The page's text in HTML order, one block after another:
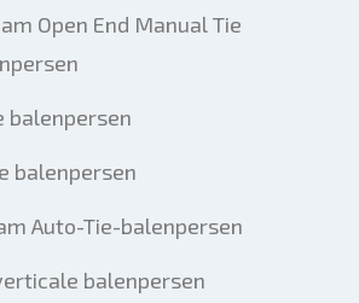
Open End Manual Tie
balenpersen
balenpersen
Auto-Tie-balenpersen
balenpersen